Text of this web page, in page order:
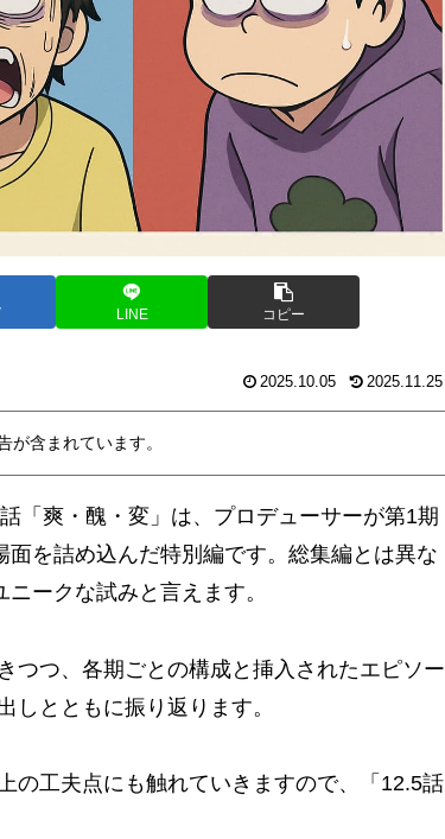
LINE コピー
2025.10.05 2025.11.25
が含まれています。
「爽・醜・変」は、プロデューサーが第1期
を詰め込んだ特別編です。総集編とは異な
ークな試みと言えます。
つつ、各期ごとの構成と挿入されたエピソー
しとともに振り返ります。
の工夫点にも触れていきますので、「12.5話